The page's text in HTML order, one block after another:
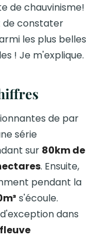
de chauvinisme!
de constater
les plus belles
! Je m'explique.
de par
série
sur 80km de
. Ensuite,
pendant la
s'écoule.
dans
fleuve